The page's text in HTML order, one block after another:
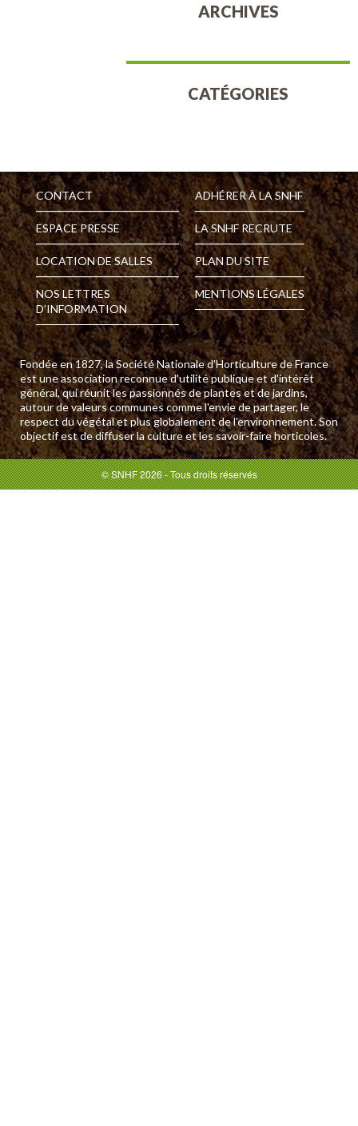
ARCHIVES
CATÉGORIES
CONTACT
ESPACE PRESSE
LOCATION DE SALLES
NOS LETTRES
D’INFORMATION
Fondée en 1827, la Société Nationale d'Horticulture de France
est une association reconnue d'utilité publique et d'intérêt
général, qui réunit les passionnés de plantes et de jardins,
autour de valeurs communes comme l'envie de partager, le
respect du végétal et plus globalement de l'environnement. Son
objectif est de diffuser la culture et les savoir-faire horticoles.
ADHÉRER À LA SNHF
LA SNHF RECRUTE
PLAN DU SITE
MENTIONS LÉGALES
© SNHF 2026 - Tous droits réservés